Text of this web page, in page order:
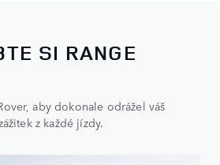
SI RANGE
aby dokonale odrážel váš
z každé jízdy.